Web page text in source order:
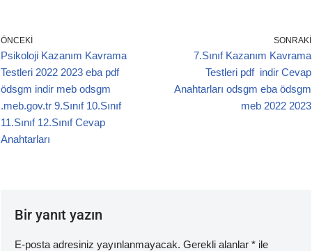
e
b
o
o
k
A
p
p
ÖNCEKI
Psikoloji Kazanım Kavrama
Testleri 2022 2023 eba pdf
ödsgm indir meb odsgm
.meb.gov.tr 9.Sınıf 10.Sınıf
11.Sınıf 12.Sınıf Cevap
Anahtarları
SONRAKI
7.Sınıf Kazanım Kavrama
Testleri pdf indir Cevap
Anahtarları odsgm eba ödsgm
meb 2022 2023
Bir yanıt yazın
E-posta adresiniz yayınlanmayacak. Gerekli alanlar * ile